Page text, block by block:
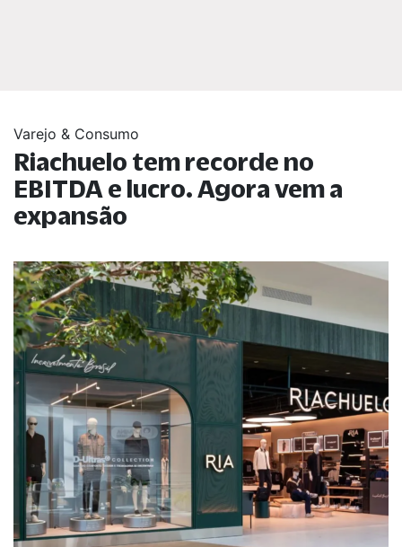
Varejo & Consumo
Riachuelo tem recorde no
EBITDA e lucro. Agora vem a
expansão